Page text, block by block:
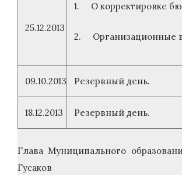
25.12.2013
1. О корректировке
2. Организационные
09.10.2013 Резервный день.
18.12.2013 Резервный день.
Глава Муниципального
Гусаков